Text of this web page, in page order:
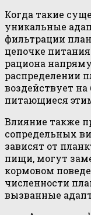
Когда такие
уникальные
фильтрации
цепочке
рациона
распределении
воздействует
питающиеся
Влияние также
сопредельных
зависят от
пищи, могут
кормовом
численности
вызванные